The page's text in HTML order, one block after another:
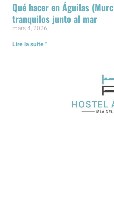
Qué hacer en Águilas
tranquilos junto al mar
mars 4, 2026
Lire la suite "